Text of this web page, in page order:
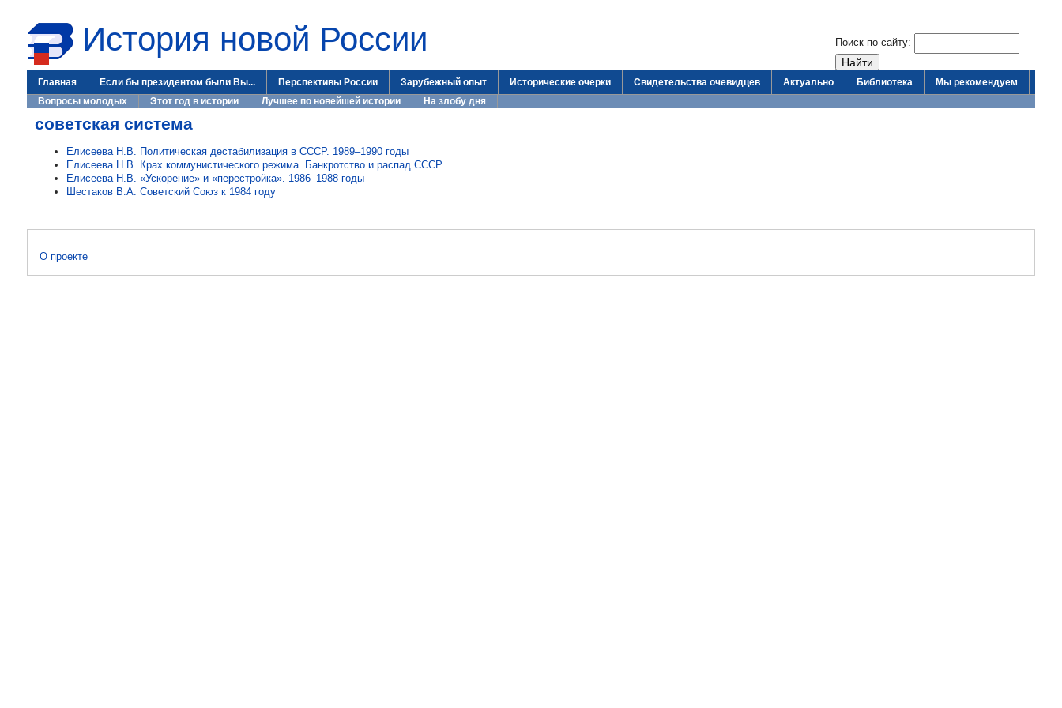
Поиск по сайту:
История новой России
Главная Если бы президентом были Вы... Перспективы России Зарубежный опыт Исторические очерки Свидетельства очевидцев Актуально Библиотека
Мы рекомендуем
Вопросы молодых
Этот год в истории Лучшее по новейшей истории На злобу дня
советская система
Елисеева Н.В. Политическая дестабилизация в СССР. 1989–1990 годы
Елисеева Н.В. Крах коммунистического режима. Банкротство и распад СССР
Елисеева Н.В. «Ускорение» и «перестройка». 1986–1988 годы
Шестаков В.А. Советский Союз к 1984 году
О проекте